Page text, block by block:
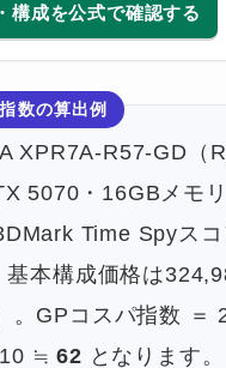
構成を公式で確認する
数の算出例
XPR7A-R57-GD（
5070・16GBメモ
Time Spyスコ
基本構成価格は
。GPコスパ指数 ＝
10 ≒62 となります。